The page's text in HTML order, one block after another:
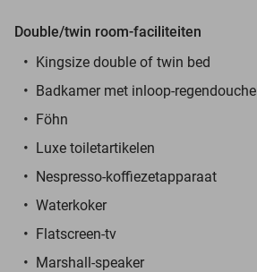
Double/twin room-faciliteiten
Kingsize double of twin bed
Badkamer met inloop-regendouche
Föhn
Luxe toiletartikelen
Nespresso-koffiezetapparaat
Waterkoker
Flatscreen-tv
Marshall-speaker